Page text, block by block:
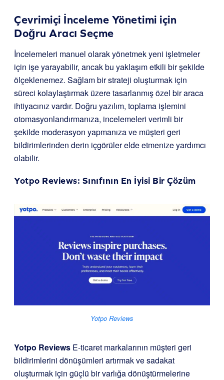
Çevrimiçi İnceleme Yönetimi için
Doğru Aracı Seçme
İncelemeleri manuel olarak yönetmek yeni işletmeler
için işe yarayabilir, ancak bu yaklaşım etkili bir şekilde
ölçeklenemez. Sağlam bir strateji oluşturmak için
süreci kolaylaştırmak üzere tasarlanmış özel bir araca
ihtiyacınız vardır. Doğru yazılım, toplama işlemini
otomasyonlandırmanıza, incelemeleri verimli bir
şekilde moderasyon yapmanıza ve müşteri geri
bildirimlerinden derin içgörüler elde etmenize yardımcı
olabilir.
Yotpo Reviews: Sınıfının En İyisi Bir Çözüm
Yotpo Reviews
Yotpo Reviews E-ticaret markalarının müşteri geri
bildirimlerini dönüşümleri artırmak ve sadakat
oluşturmak için güçlü bir varlığa dönüştürmelerine